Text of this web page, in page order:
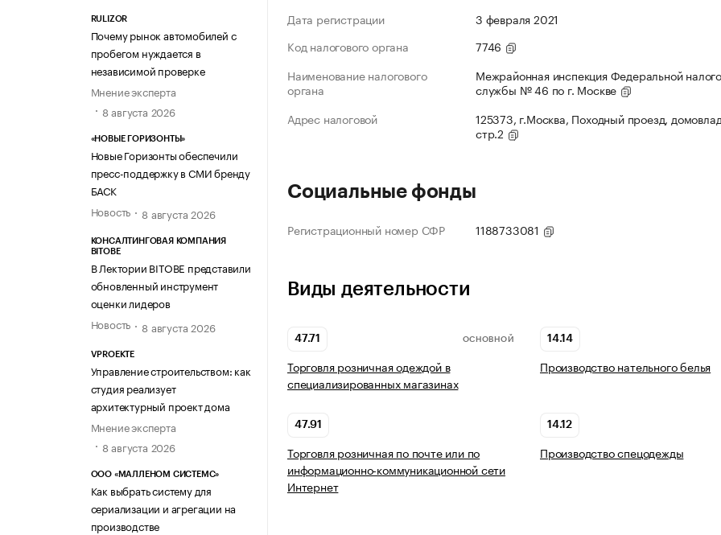
RULIZOR
Почему рынок автомобилей с
пробегом нуждается в
независимой проверке
Мнение эксперта
8 августа 2026
«НОВЫЕ ГОРИЗОНТЫ»
Новые Горизонты обеспечили
пресс-поддержку в СМИ бренду
БАСК
Новость
8 августа 2026
КОНСАЛТИНГОВАЯ КОМПАНИЯ
BITOBE
В Лектории BITOBE представили
обновленный инструмент
оценки лидеров
Новость
8 августа 2026
VPROEKTE
Управление строительством: как
студия реализует
архитектурный проект дома
Мнение эксперта
8 августа 2026
ООО «МАЛЛЕНОМ СИСТЕМС»
Как выбрать систему для
сериализации и агрегации на
производстве
Дата регистрации
3 февраля 2021
Код налогового органа
7746
Наименование налогового
органа
Межрайонная инспекция Федеральной
службы № 46 по г. Москве
Адрес налоговой
125373, г.Москва, Походный проезд,
стр.2
Социальные фонды
Регистрационный номер СФР 1188733081
Виды деятельности
47.71 ОСНОВНОЙ
Торговля розничная одеждой в
специализированных магазинах
14.14
Производство нательного белья
47.91
Торговля розничная по почте или по
информационно-коммуникационной сети
Интернет
14.12
Производство спецодежды